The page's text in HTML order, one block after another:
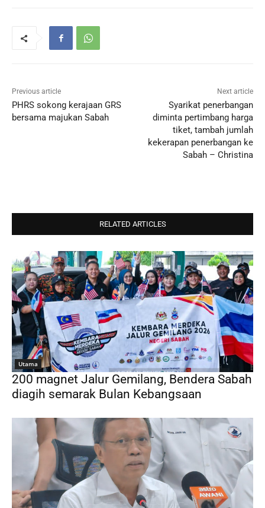
Previous article
PHRS sokong kerajaan GRS
bersama majukan Sabah
Next article
Syarikat penerbangan
diminta pertimbang harga
tiket, tambah jumlah
kekerapan penerbangan ke
Sabah – Christina
RELATED ARTICLES
Utama
200 magnet Jalur Gemilang, Bendera Sabah
diagih semarak Bulan Kebangsaan